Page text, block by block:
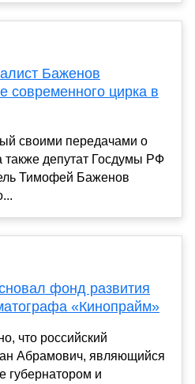
Баженов
современного цирка в
своими передачами о
также депутат Госдумы РФ
Тимофей Баженов
фонд развития
«Кинопрайм»
что российский
Абрамович, являющийся
губернатором и